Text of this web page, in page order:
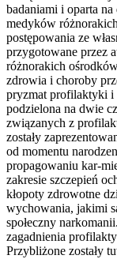
badaniami i oparta
medyków
postępowania ze
przygotowane przez
różnorakich
zdrowia i choroby
pryzmat profilaktyki i
podzielona na dwie
związanych z
zostały
od momentu
propagowaniu kar-
zakresie szczepień
kłopoty zdrowotne
wychowania, jakimi
społeczny
zagadnienia
Przybliżone zostały